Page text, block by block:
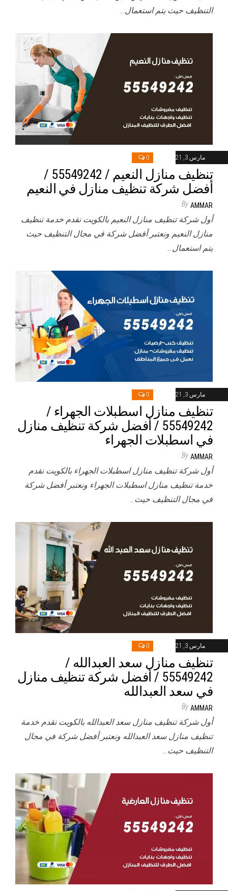
التنظيف حيث يتم استعمال…
مارس 3, 2021 0
تنظيف منازل النعيم / 55549242 /
أفضل شركة تنظيف منازل في النعيم
By AMMAR
أول شركة تنظيف منازل النعيم بالكويت نقدم خدمة تنظيف
منازل النعيم ونعتبر أفضل شركة في مجال التنظيف حيث
يتم استعمال…
مارس 3, 2021 0
تنظيف منازل اسطبلات الجهراء /
55549242 / أفضل شركة تنظيف منازل
في اسطبلات الجهراء
By AMMAR
أول شركة تنظيف منازل اسطبلات الجهراء بالكويت نقدم
خدمة تنظيف منازل اسطبلات الجهراء ونعتبر أفضل شركة
في مجال التنظيف حيث…
مارس 3, 2021 0
تنظيف منازل سعد العبدالله /
55549242 / أفضل شركة تنظيف منازل
في سعد العبدالله
By AMMAR
أول شركة تنظيف منازل سعد العبدالله بالكويت نقدم خدمة
تنظيف منازل سعد العبدالله ونعتبر أفضل شركة في مجال
التنظيف حيث…